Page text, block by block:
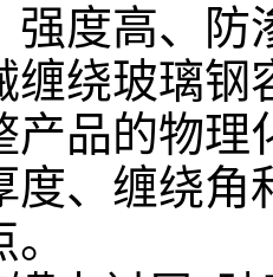
强度高、
玻璃钢容
产品的物
度、缠绕角